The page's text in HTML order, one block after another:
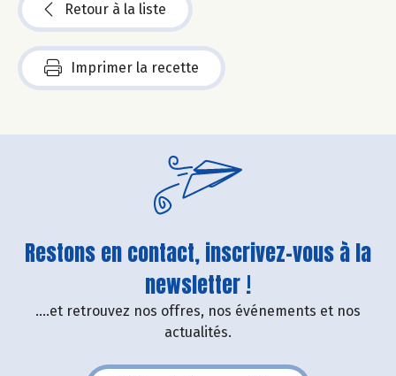
Retour à la liste
Imprimer la recette
Restons en contact, inscrivez-vous à la
newsletter !
....et retrouvez nos offres, nos événements et nos
actualités.